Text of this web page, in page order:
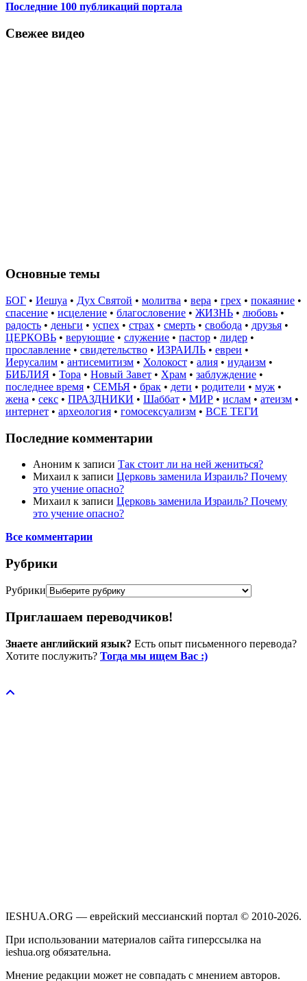
Последние 100 публикаций портала
Свежее видео
Основные темы
БОГ • Иешуа • Дух Святой • молитва • вера • грех • покаяние •
спасение • исцеление • благословение • ЖИЗНЬ • любовь •
радость • деньги • успех • страх • смерть • свобода • друзья •
ЦЕРКОВЬ • верующие • служение • пастор • лидер •
прославление • свидетельство • ИЗРАИЛЬ • евреи •
Иерусалим • антисемитизм • Холокост • алия • иудаизм •
БИБЛИЯ • Тора • Новый Завет • Храм • заблуждение •
последнее время • СЕМЬЯ • брак • дети • родители • муж •
жена • секс • ПРАЗДНИКИ • Шаббат • МИР • ислам • атеизм •
интернет • археология • гомосексуализм • ВСЕ ТЕГИ
Последние комментарии
Аноним к записи Так стоит ли на ней жениться?
Михаил к записи Церковь заменила Израиль? Почему
это учение опасно?
Михаил к записи Церковь заменила Израиль? Почему
это учение опасно?
Все комментарии
Рубрики
Рубрики
Приглашаем переводчиков!
Знаете английский язык? Есть опыт письменного перевода?
Хотите послужить? Тогда мы ищем Вас :)
IESHUA.ORG — еврейский мессианский портал © 2010-2026.
При использовании материалов сайта гиперссылка на
ieshua.org обязательна.
Мнение редакции может не совпадать с мнением авторов.